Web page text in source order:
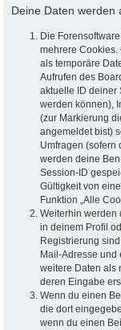
Deine Daten werden
Die
mehrere
als temporäre
Aufrufen des
aktuelle ID deiner
werden können),
(zur Markierung
angemeldet bist)
Umfragen (sofern
werden deine
Session-ID
Gültigkeit von
Funktion „Alle
Weiterhin werden
in deinem Profil
Registrierung
Mail-Adresse
weitere Daten als
deren Eingabe
Wenn du einen
die dort
wenn du einen